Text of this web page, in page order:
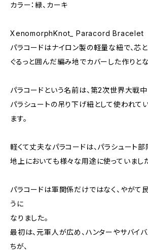
カラー：緑、カーキ
XenomorphKnot_ Paracord Bracelet
パラコードはナイロン製の軽量な紐で、芯
ぐるっと囲んだ編み地でカバーした作りとな
パラコードという名前は、第2次世界大戦
パラシュートの吊り下げ紐として使われて
ます。
軽くて丈夫なパラコードは、パラシュート
地上においても様々な用途に使っていまし
パラコードは軍関係だけではなく、やがて
うに
なりました。
最初は、元軍人が広め、ハンターやサバイ
ちが、